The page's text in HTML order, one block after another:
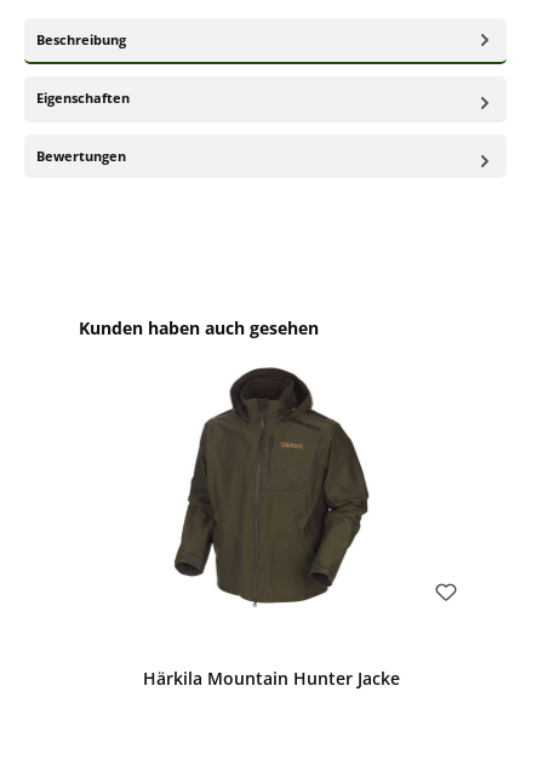
Beschreibung
Eigenschaften
Bewertungen
Produktgalerie überspringen
Kunden haben auch gesehen
Härkila Mountain Hunter Jacke